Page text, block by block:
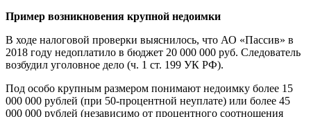
Пример возникновения крупной недоимки
В ходе налоговой проверки выяснилось, что АО «Пассив» в
2018 году недоплатило в бюджет 20 000 000 руб. Следователь
возбудил уголовное дело (ч. 1 ст. 199 УК РФ).
Под особо крупным размером понимают недоимку более 15
000 000 рублей (при 50-процентной неуплате) или более 45
000 000 рублей (независимо от процентного соотношения